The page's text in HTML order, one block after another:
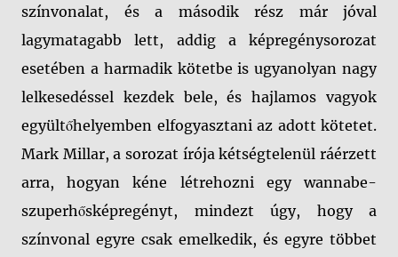
színvonalat, és a második rész már jóval
lagymatagabb lett, addig a képregénysorozat
esetében a harmadik kötetbe is ugyanolyan nagy
lelkesedéssel kezdek bele, és hajlamos vagyok
együltőhelyemben elfogyasztani az adott kötetet.
Mark Millar, a sorozat írója kétségtelenül ráérzett
arra, hogyan kéne létrehozni egy wannabe-
szuperhősképregényt, mindezt úgy, hogy a
színvonal egyre csak emelkedik, és egyre többet